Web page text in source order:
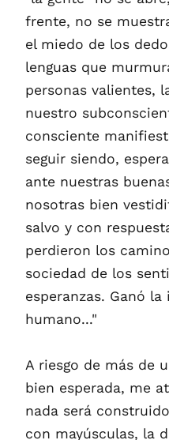
frente, no se
el miedo de los
lenguas que
personas valientes,
nuestro
consciente
seguir siendo,
ante nuestras
nosotras bien
salvo y con
perdieron los
sociedad de los
esperanzas. Ganó
humano..."
A riesgo de más de
bien esperada, me
nada será
con mayúsculas, la